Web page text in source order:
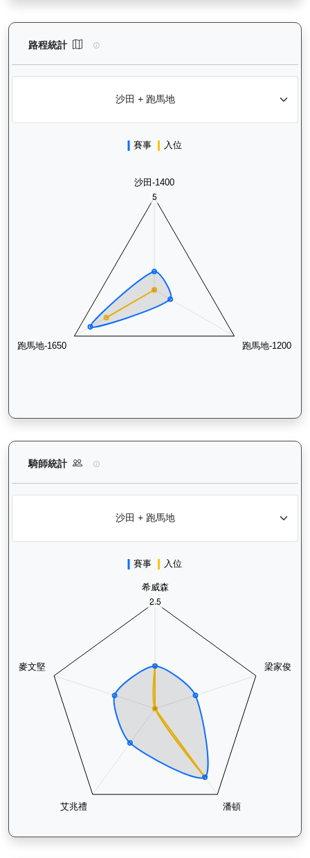
路程統計 浪漫鬥士（L240）— 路程統計分析：查看香港
騎師統計 浪漫鬥士（L240）— 騎師統計分析：查看各騎